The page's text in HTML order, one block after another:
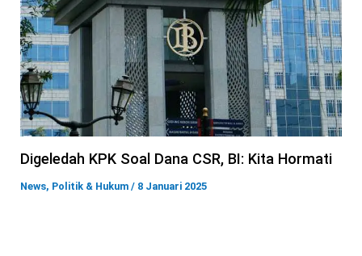
Digeledah KPK Soal Dana CSR, BI: Kita Hormati
News, Politik & Hukum / 8 Januari 2025